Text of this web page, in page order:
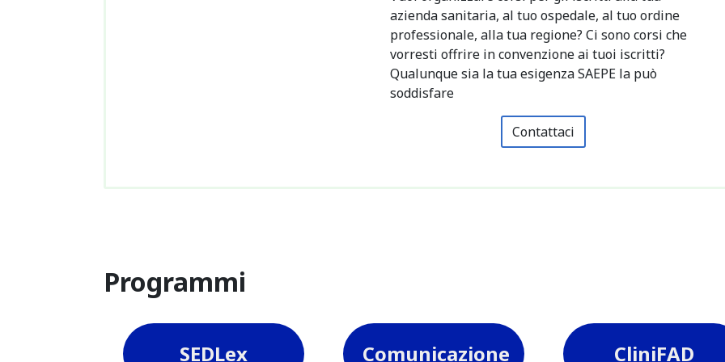
azienda sanitaria, al tuo ospedale, al tuo ordine
professionale, alla tua regione? Ci sono corsi che
vorresti offrire in convenzione ai tuoi iscritti?
Qualunque sia la tua esigenza SAEPE la può
soddisfare
Contattaci
Programmi
SEDLex Comunicazione CliniFAD